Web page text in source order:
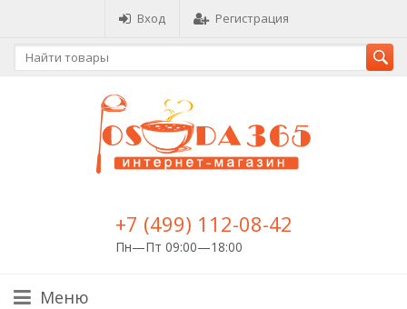
Вход Регистрация
+7 (499) 112-08-42
Пн—Пт 09:00—18:00
Меню